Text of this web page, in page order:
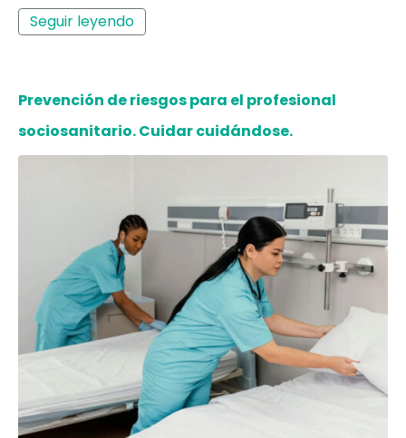
Seguir leyendo
Prevención de riesgos para el profesional
sociosanitario. Cuidar cuidándose.